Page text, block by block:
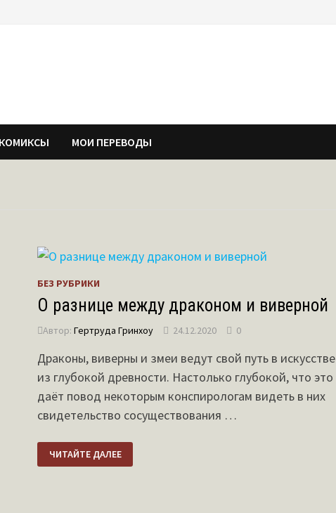
МОИ ПЕРЕВОДЫ
БЕЗ РУБРИКИ
О разнице между драконом и виверной
Автор: Гертруда Гринхоу 24.12.2020 0
Драконы, виверны и змеи ведут свой путь в искусстве
из глубокой древности. Настолько глубокой, что это
даёт повод некоторым конспирологам видеть в них
свидетельство сосуществования …
РАЗНИЦЕ
МЕЖДУ
ЧИТАЙТЕ ДАЛЕЕ